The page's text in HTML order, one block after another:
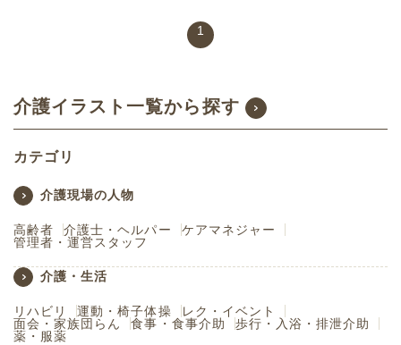
1
介護イラスト一覧から探す
カテゴリ
介護現場の人物
高齢者 介護士・ヘルパー
ケアマネジャー
管理者・運営スタッフ
介護・生活
リハビリ 運動・椅子体操
レク・イベント
面会・家族団らん
食事・食事介助
歩行・入浴・排泄介助
薬・服薬